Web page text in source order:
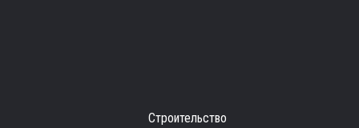
Строительство